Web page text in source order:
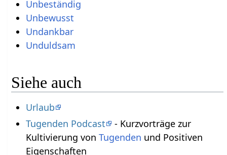
Unbeständig
Unbewusst
Undankbar
Unduldsam
Siehe auch
Urlaub
Tugenden Podcast
- Kurzvorträge zur
Kultivierung von Tugenden und Positiven
Eigenschaften